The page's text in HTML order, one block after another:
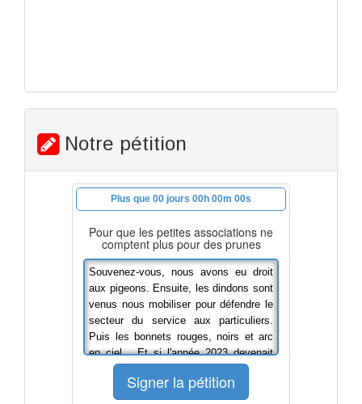
Notre pétition